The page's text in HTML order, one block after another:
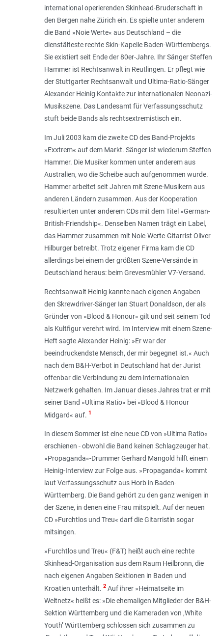
international operierenden Skinhead-Bruderschaft in
den Bergen nahe Zürich ein. Es spielte unter anderem
die Band »Noie Werte« aus Deutschland – die
dienstälteste rechte Skin-Kapelle Baden-Württembergs.
Sie existiert seit Ende der 80er-Jahre. Ihr Sänger Steffen
Hammer ist Rechtsanwalt in Reutlingen. Er pflegt wie
der Stuttgarter Rechtsanwalt und Ultima-Ratio-Sänger
Alexander Heinig Kontakte zur internationalen Neonazi-
Musikszene. Das Landesamt für Verfassungsschutz
stuft beide Bands als rechtsextremistisch ein.
Im Juli 2003 kam die zweite CD des Band-Projekts
»Exxtrem« auf dem Markt. Sänger ist wiederum Steffen
Hammer. Die Musiker kommen unter anderem aus
Australien, wo die Scheibe auch aufgenommen wurde.
Hammer arbeitet seit Jahren mit Szene-Musikern aus
anderen Ländern zusammen. Aus der Kooperation
resultierten unter anderem CDs mit dem Titel »German-
British-Friendship«. Denselben Namen trägt ein Label,
das Hammer zusammen mit Noie-Werte-Gitarrist Oliver
Hilburger betreibt. Trotz eigener Firma kam die CD
allerdings bei einem der größten Szene-Versände in
Deutschland heraus: beim Grevesmühler V7-Versand.
Rechtsanwalt Heinig kannte nach eigenen Angaben
den Skrewdriver-Sänger Ian Stuart Donaldson, der als
Gründer von »Blood & Honour« gilt und seit seinem Tod
als Kultfigur verehrt wird. Im Interview mit einem Szene-
Heft sagte Alexander Heinig: »Er war der
beeindruckendste Mensch, der mir begegnet ist.« Auch
nach dem B&H-Verbot in Deutschland hat der Jurist
offenbar die Verbindung zu dem internationalen
Netzwerk gehalten. Im Januar dieses Jahres trat er mit
seiner Band »Ultima Ratio« bei »Blood & Honour
Midgard« auf. 1
In diesem Sommer ist eine neue CD von »Ultima Ratio«
erschienen - obwohl die Band keinen Schlagzeuger hat.
»Propaganda«-Drummer Gerhard Mangold hilft einem
Heinig-Interview zur Folge aus. »Propaganda« kommt
laut Verfassungsschutz aus Horb in Baden-
Württemberg. Die Band gehört zu den ganz wenigen in
der Szene, in denen eine Frau mitspielt. Auf der neuen
CD »Furchtlos und Treu« darf die Gitarristin sogar
mitsingen.
»Furchtlos und Treu« (F&T) heißt auch eine rechte
Skinhead-Organisation aus dem Raum Heilbronn, die
nach eigenen Angaben Sektionen in Baden und
Kroatien unterhält. 2Auf ihrer »Heimatseite im
Weltnetz« heißt es: »Die ehemaligen Mitglieder der B&H-
Sektion Württemberg und die Kameraden von ,White
Youth’ Württemberg schlos­sen sich zusammen zu